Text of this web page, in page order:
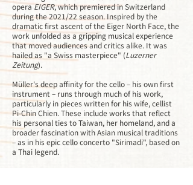
operaEIGER, which premiered in Switzerland
during the 2021/22 season. Inspired by the
dramatic first ascent of the Eiger North Face, the
work unfolded as a gripping musical experience
that moved audiences and critics alike. It was
hailed as "a Swiss masterpiece" (Luzerner
Zeitung).
Müller's deep affinity for the cello – his own first
instrument – runs through much of his work,
particularly in pieces written for his wife, cellist
Pi-Chin Chien. These include works that reflect
his personal ties to Taiwan, her homeland, and a
broader fascination with Asian musical traditions
– as in his epic cello concerto "Sirimadi", based on
a Thai legend.